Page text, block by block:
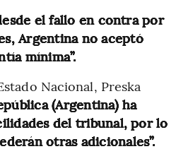
el fallo en contra por
Argentina no aceptó
mínima”.
Nacional, Preska
(Argentina) ha
del tribunal, por lo
otras adicionales”.